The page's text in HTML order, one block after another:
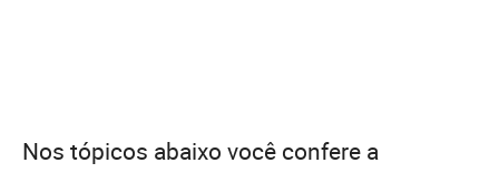
Nos tópicos abaixo você confere a